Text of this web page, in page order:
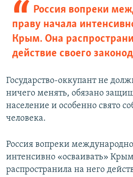
Россия вопреки
праву начала
Крым. Она
действие своего
Государство-оккупант не
ничего менять, обязано
население и особенно свято
человека.
Россия вопреки
интенсивно «осваивать»
распространила на него